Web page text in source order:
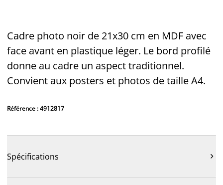
Cadre photo noir de 21x30 cm en MDF avec
face avant en plastique léger. Le bord profilé
donne au cadre un aspect traditionnel.
Convient aux posters et photos de taille A4.
Référence : 4912817
Spécifications 